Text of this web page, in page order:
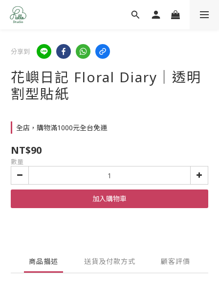
分享到
花嶼日記 Floral Diary｜透明
割型貼紙
全店，購物滿1000元全台免運
NT$90
數量
加入購物車
商品描述 送貨及付款方式 顧客評價